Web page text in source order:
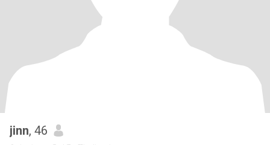
jinn, 46